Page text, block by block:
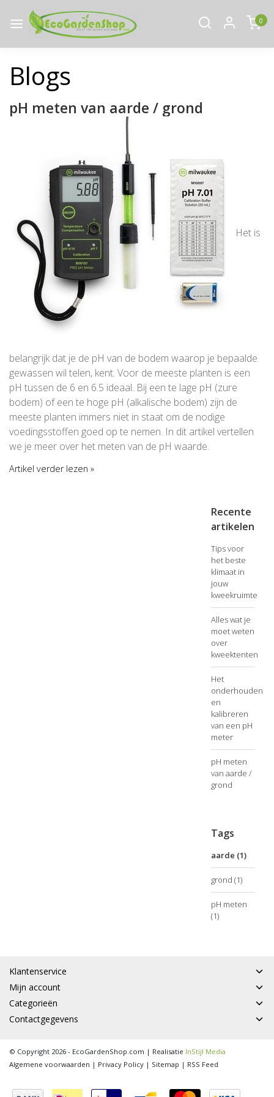
0
Blogs
pH meten van aarde / grond
Het is
belangrijk dat je de pH van de bodem waarop je bepaalde
gewassen wil telen, kent. Voor de meeste planten is een
pH tussen de 6 en 6.5 ideaal. Bij een te lage pH (zure
bodem) of een te hoge pH (alkalische bodem) zijn de
meeste planten immers niet in staat om de nodige
voedingsstoffen goed op te nemen. In dit artikel vertellen
we je meer over het meten van de pH waarde.
Artikel verder lezen »
Recente
artikelen
Tips voor
het beste
klimaat in
jouw
kweekruimte
Alles wat je
moet weten
over
kweektenten
Het
onderhouden
en
kalibreren
van een pH
meter
pH meten
van aarde /
grond
Tags
aarde (1)
grond (1)
pH meten
(1)
Klantenservice
Mijn account
Categorieën
Contactgegevens
© Copyright 2026 - EcoGardenShop.com | Realisatie InStijl Media
Algemene voorwaarden | Privacy Policy | Sitemap | RSS Feed